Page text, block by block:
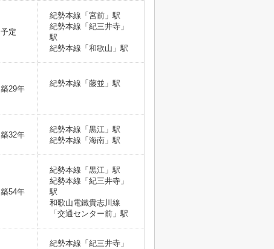
予定
紀勢本線「宮前」駅
紀勢本線「紀三井寺」
駅
紀勢本線「和歌山」駅
築29年
紀勢本線「藤並」駅
築32年
紀勢本線「黒江」駅
紀勢本線「海南」駅
築54年
紀勢本線「黒江」駅
紀勢本線「紀三井寺」
駅
和歌山電鐵貴志川線
「交通センター前」駅
紀勢本線「紀三井寺」